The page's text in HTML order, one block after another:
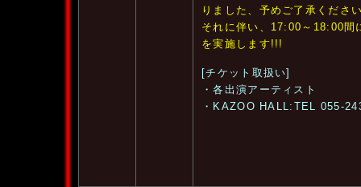
りました、予めご了承くださ
それに伴い、17:00～18:00間
を実施します!!!
[チケット取扱い]
・各出演アーティスト
・KAZOO HALL:TEL 055-